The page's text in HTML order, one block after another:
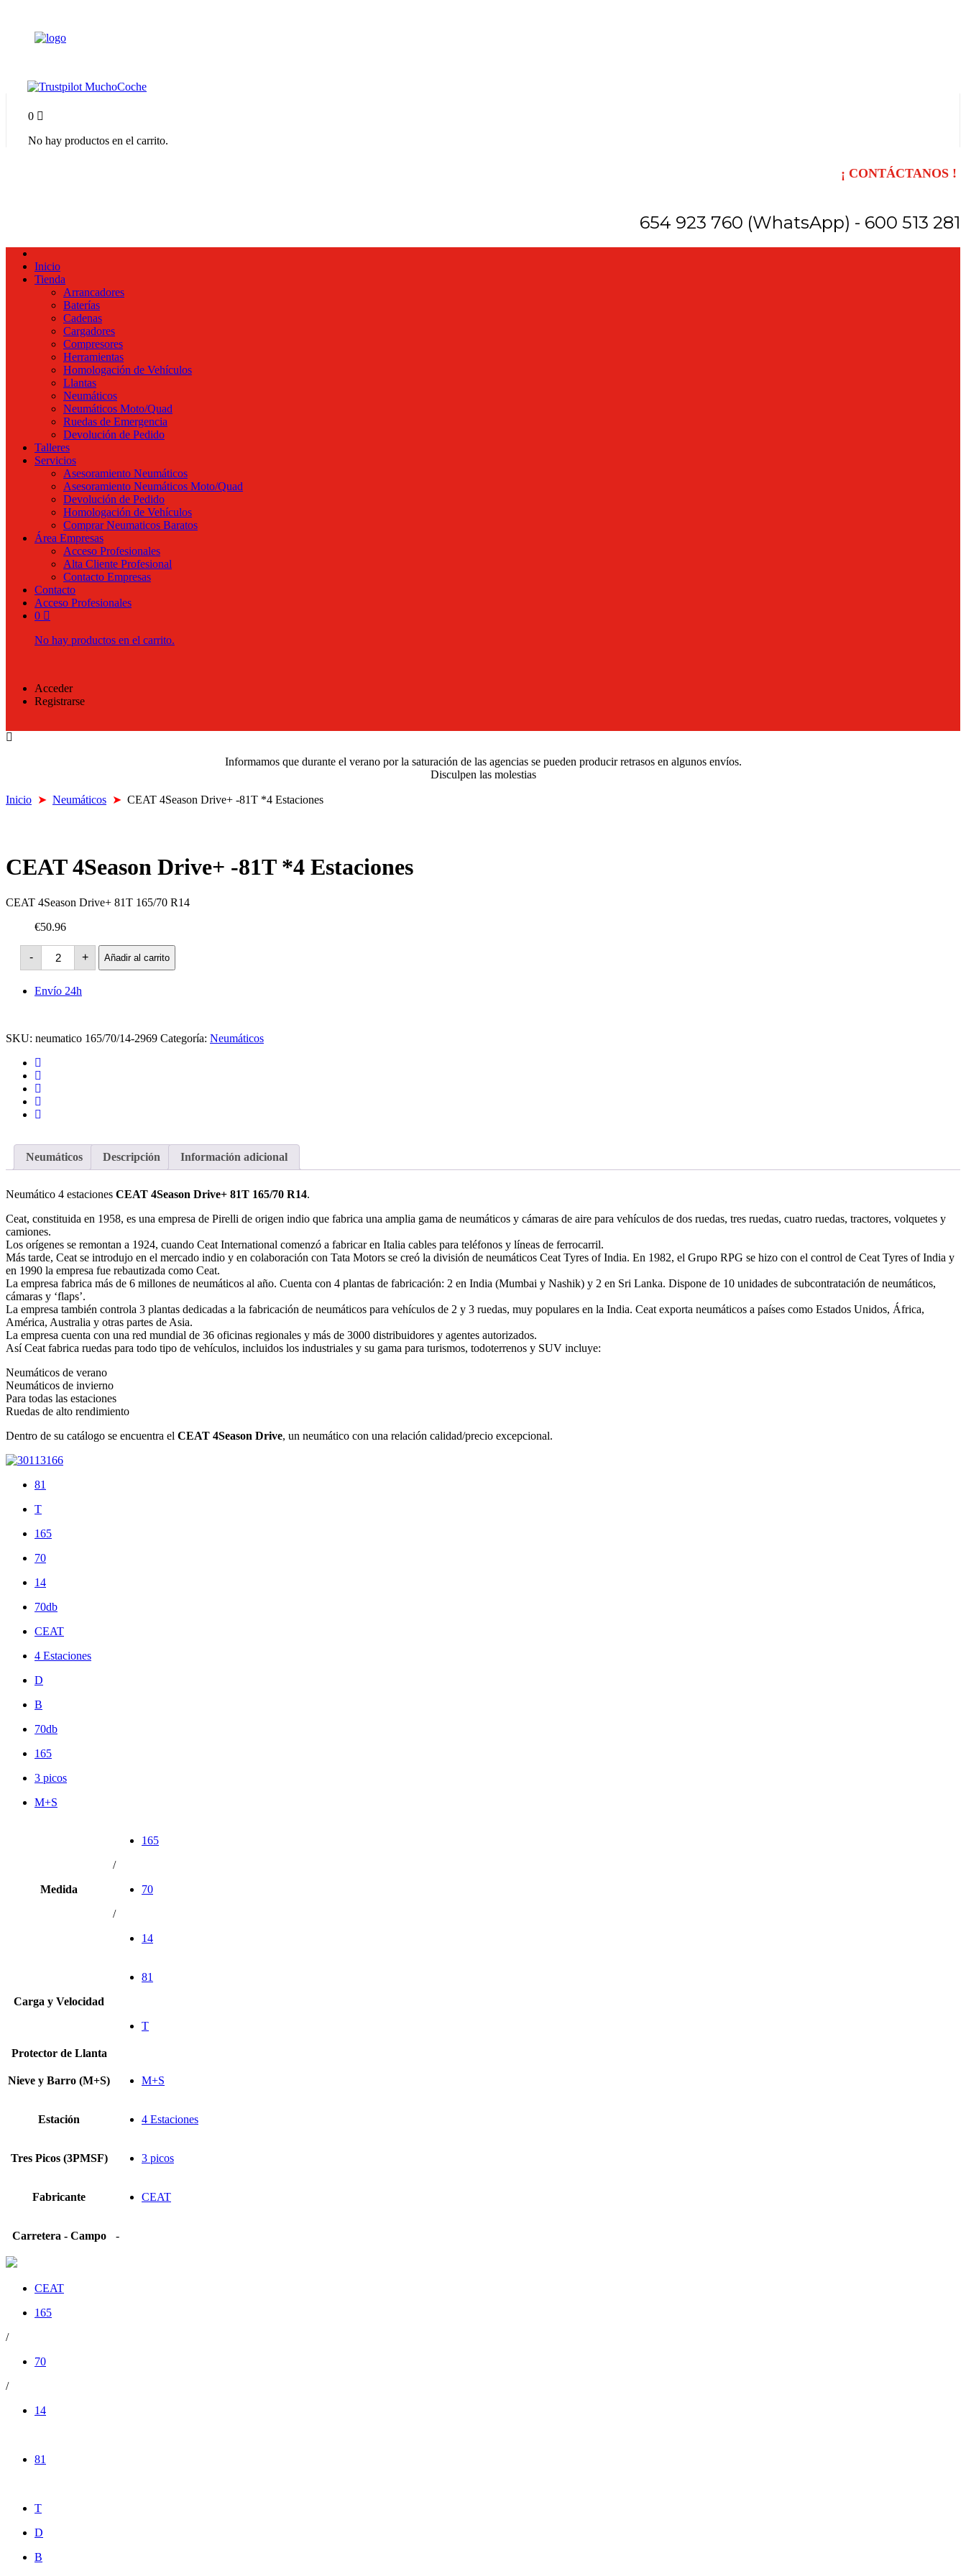
0
No hay productos en el carrito.
¡ CONTÁCTANOS !
654 923 760 (WhatsApp) - 600 513 281
Inicio
Tienda
Arrancadores
Baterías
Cadenas
Cargadores
Compresores
Herramientas
Homologación de Vehículos
Llantas
Neumáticos
Neumáticos Moto/Quad
Ruedas de Emergencia
Devolución de Pedido
Talleres
Servicios
Asesoramiento Neumáticos
Asesoramiento Neumáticos Moto/Quad
Devolución de Pedido
Homologación de Vehículos
Comprar Neumaticos Baratos
Área Empresas
Acceso Profesionales
Alta Cliente Profesional
Contacto Empresas
Contacto
Acceso Profesionales
0
No hay productos en el carrito.
Acceder
Registrarse
Informamos que durante el verano por la saturación de las agencias se pueden producir retrasos en algunos envíos.
Disculpen las molestias
Inicio ➤ Neumáticos ➤ CEAT 4Season Drive+ -81T *4 Estaciones
CEAT 4Season Drive+ -81T *4 Estaciones
CEAT 4Season Drive+ 81T 165/70 R14
€50.96
-
CEAT
4Season
Drive+
-81T
*4
+ Añadir al carrito
Envío 24h
SKU: neumatico 165/70/14-2969 Categoría: Neumáticos
Neumáticos Descripción Información adicional
Neumático 4 estaciones CEAT 4Season Drive+ 81T 165/70 R14.
Ceat, constituida en 1958, es una empresa de Pirelli de origen indio que fabrica una amplia gama de neumáticos y cámaras de aire para vehículos de dos ruedas, tres ruedas, cuatro ruedas, tractores, volquetes y
camiones.
Los orígenes se remontan a 1924, cuando Ceat International comenzó a fabricar en Italia cables para teléfonos y líneas de ferrocarril.
Más tarde, Ceat se introdujo en el mercado indio y en colaboración con Tata Motors se creó la división de neumáticos Ceat Tyres of India. En 1982, el Grupo RPG se hizo con el control de Ceat Tyres of India y
en 1990 la empresa fue rebautizada como Ceat.
La empresa fabrica más de 6 millones de neumáticos al año. Cuenta con 4 plantas de fabricación: 2 en India (Mumbai y Nashik) y 2 en Sri Lanka. Dispone de 10 unidades de subcontratación de neumáticos,
cámaras y ‘flaps’.
La empresa también controla 3 plantas dedicadas a la fabricación de neumáticos para vehículos de 2 y 3 ruedas, muy populares en la India. Ceat exporta neumáticos a países como Estados Unidos, África,
América, Australia y otras partes de Asia.
La empresa cuenta con una red mundial de 36 oficinas regionales y más de 3000 distribuidores y agentes autorizados.
Así Ceat fabrica ruedas para todo tipo de vehículos, incluidos los industriales y su gama para turismos, todoterrenos y SUV incluye:
Neumáticos de verano
Neumáticos de invierno
Para todas las estaciones
Ruedas de alto rendimiento
Dentro de su catálogo se encuentra el CEAT 4Season Drive, un neumático con una relación calidad/precio excepcional.
81
T
165
70
14
70db
CEAT
4 Estaciones
D
B
70db
165
3 picos
M+S
Medida
165
/
70
/
14
Carga y Velocidad
81
T
Protector de Llanta
Nieve y Barro (M+S) M+S
Estación 4 Estaciones
Tres Picos (3PMSF) 3 picos
Fabricante CEAT
Carretera - Campo -
CEAT
165
/
70
/
14
81
T
D
B